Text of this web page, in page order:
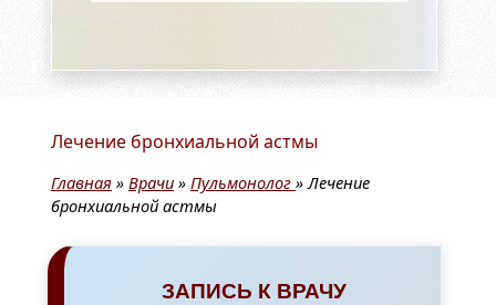
Лечение бронхиальной астмы
Главная » Врачи » Пульмонолог »Лечение
бронхиальной астмы
ЗАПИСЬ К ВРАЧУ